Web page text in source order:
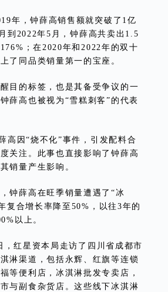
年，钟薛高销售额就突破了1亿
到2022年5月，钟薛高共卖出1.5
；在2020年和2022年的双十
了同品类销量第一的宝座。
目的标签，也是其备受争议的一
薛高也被视为“雪糕刺客”的代表
高因“烧不化”事件，引发配料合
关注。此事也直接影响了钟薛高
销量产生影响。
钟薛高在旺季销量遭遇了“冰
复合增长率降至50%，以往3年的
以上。
，红星资本局走访了四川省成都市
淋渠道，包括永辉、红旗等连锁
等便利店，冰淇淋批发专卖店，
与副食杂货店。这些线下冰淇淋